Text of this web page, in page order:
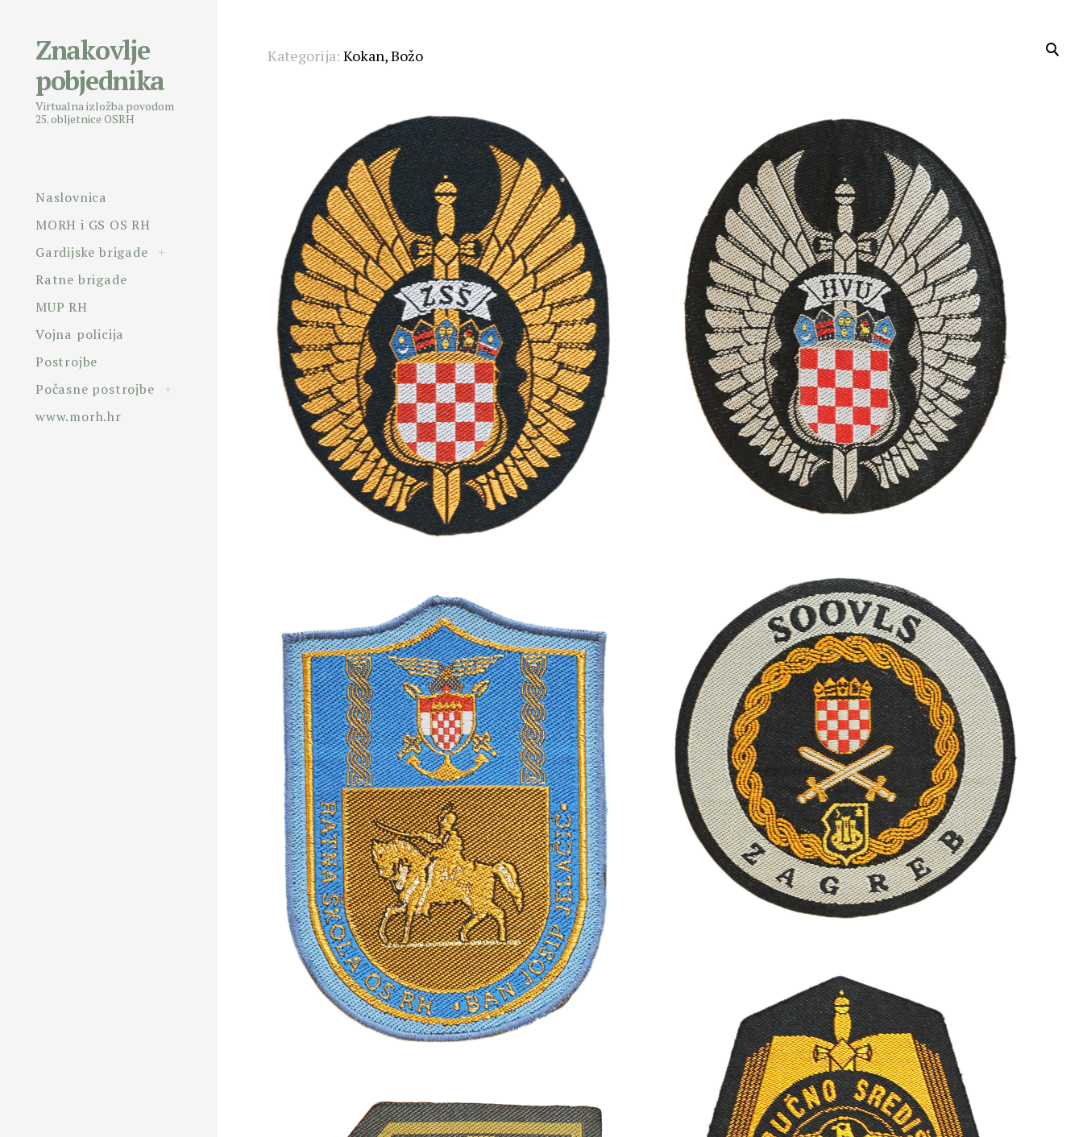
content
Znakovlje
pobjednika
Virtualna izložba povodom
25. obljetnice OSRH
Naslovnica
MORH i GS OS RH
Gardijske brigade
toggle
child
+
Ratne brigade
MUP RH
Vojna policija
Postrojbe
Počasne postrojbe
toggle
child
+
www.morh.hr
Kategorija: Kokan, Božo
navigation